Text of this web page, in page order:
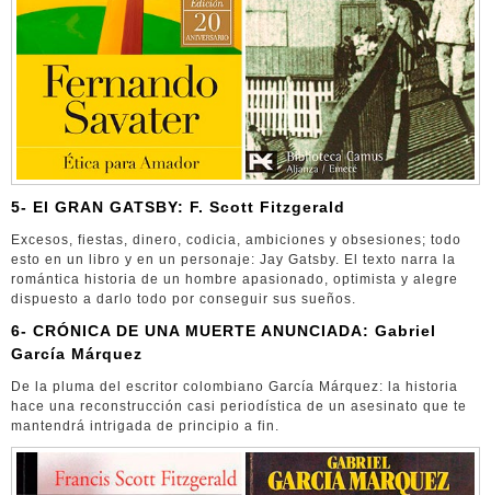
5- El GRAN GATSBY: F. Scott Fitzgerald
Excesos, fiestas, dinero, codicia, ambiciones y obsesiones; todo
esto en un libro y en un personaje: Jay Gatsby. El texto narra la
romántica historia de un hombre apasionado, optimista y alegre
dispuesto a darlo todo por conseguir sus sueños.
6- CRÓNICA DE UNA MUERTE ANUNCIADA: Gabriel
García Márquez
De la pluma del escritor colombiano García Márquez: la historia
hace una reconstrucción casi periodística de un asesinato que te
mantendrá intrigada de principio a fin.